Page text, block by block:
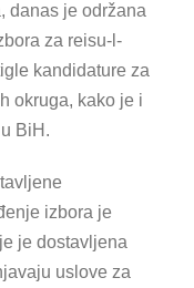
danas je održana
za reisu-l-
kandidature za
okruga, kako je i
BiH.
izbora je
je dostavljena
uslove za